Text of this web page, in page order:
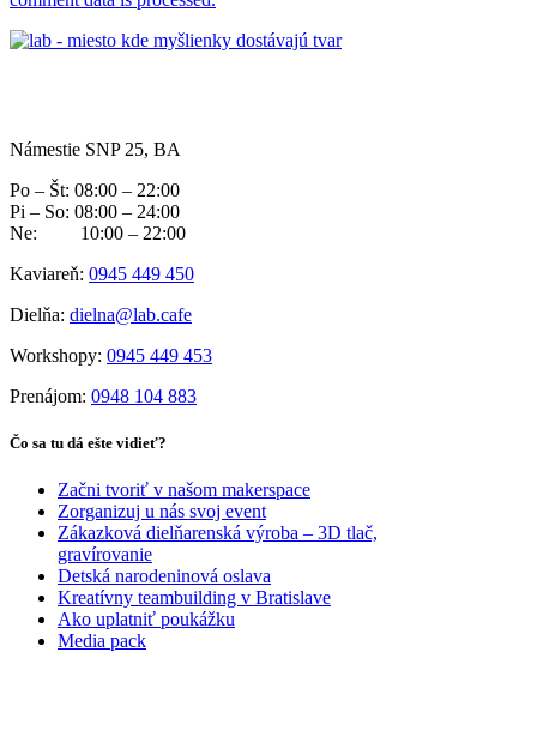
Námestie SNP 25, BA
Po – Št: 08:00 – 22:00
Pi – So: 08:00 – 24:00
Ne: 10:00 – 22:00
Kaviareň: 0945 449 450
Dielňa: dielna@lab.cafe
Workshopy: 0945 449 453
Prenájom: 0948 104 883
Čo sa tu dá ešte vidieť?
Začni tvoriť v našom makerspace
Zorganizuj u nás svoj event
Zákazková dielňarenská výroba – 3D tlač,
gravírovanie
Detská narodeninová oslava
Kreatívny teambuilding v Bratislave
Ako uplatniť poukážku
Media pack